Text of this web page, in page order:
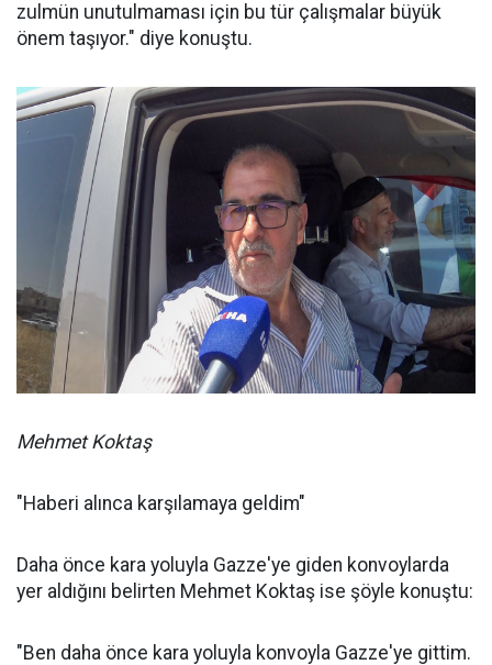
zulmün unutulmaması için bu tür çalışmalar büyük
önem taşıyor." diye konuştu.
Mehmet Koktaş
"Haberi alınca karşılamaya geldim"
Daha önce kara yoluyla Gazze'ye giden konvoylarda
yer aldığını belirten Mehmet Koktaş ise şöyle konuştu:
"Ben daha önce kara yoluyla konvoyla Gazze'ye gittim.